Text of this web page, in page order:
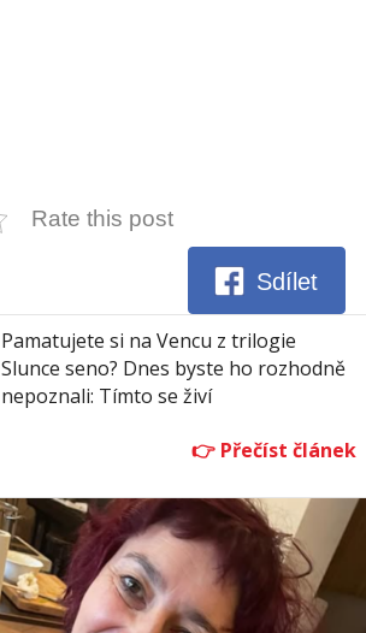
Rate this post
Sdílet
Pamatujete si na Vencu z trilogie
Slunce seno? Dnes byste ho rozhodně
nepoznali: Tímto se živí